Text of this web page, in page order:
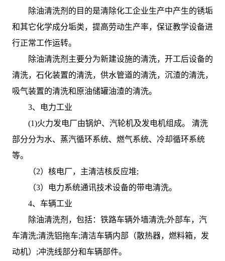
除油清洗剂的目的是清除化工企业生产中产生的锈垢
和其它化学成分垢类，提高劳动生产率，保证教学设备进
行正常工作运转。
除油清洗剂主要分为新建设施的清洗，开工后设备的
清洗，石化装置的清洗，供水管道的清洗，沉渣的清洗，
吸气装置的清洗和原油储罐油渣的清洗。
3、电力工业
(1)火力发电厂由锅炉、汽轮机及发电机组成。 清洗
部分分为水、蒸汽循环系统、燃气系统、冷却循环系统
等。
（2）核电厂，主清洁核反应堆;
（3）电力系统通讯技术设备的带电清洗。
4、车辆工业
除油清洗剂，包括：铁路车辆外墙清洗;外部车，汽
车清洗;清洗铝拖车;清洁车辆内部（散热器，燃料箱，发
动机）;冲洗线部分和车辆部件。